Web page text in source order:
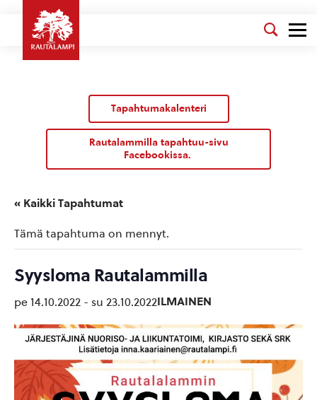
Tapahtumakalenteri
Rautalammilla tapahtuu-sivu
Facebookissa.
« Kaikki Tapahtumat
Tämä tapahtuma on mennyt.
Syysloma Rautalammilla
pe 14.10.2022 - su 23.10.2022ILMAINEN